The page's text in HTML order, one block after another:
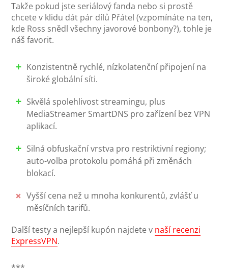
Takže pokud jste seriálový fanda nebo si prostě
chcete v klidu dát pár dílů Přátel (vzpomínáte na ten,
kde Ross snědl všechny javorové bonbony?), tohle je
náš favorit.
Konzistentně rychlé, nízkolatenční připojení na
široké globální síti.
Skvělá spolehlivost streamingu, plus
MediaStreamer SmartDNS pro zařízení bez VPN
aplikací.
Silná obfuskační vrstva pro restriktivní regiony;
auto-volba protokolu pomáhá při změnách
blokací.
Vyšší cena než u mnoha konkurentů, zvlášť u
měsíčních tarifů.
Další testy a nejlepší kupón najdete v naší recenzi
ExpressVPN.